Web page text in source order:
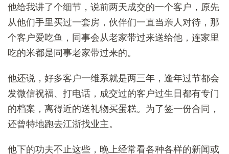
他给我讲了个细节，说前两天成交的一个客户，原先
从他们手里买过一套房，伙伴们一直当亲人对待，那
个客户爱吃鱼，同事会从老家带过来送给他，连家里
吃的米都是同事老家带过来的。
他还说，好多客户一维系就是两三年，逢年过节都会
发微信祝福、打电话，成交过的客户过生日都有专门
的档案，离得近的送礼物买蛋糕。为了签一份合同，
还曾特地跑去江浙找业主。
他下的功夫不止这些，晚上经常看各种各样的新闻或